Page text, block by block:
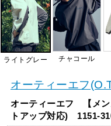
ライトグレー チャコール
オーティーエフ
オーティーエフ 【メン
トアップ対応) 1151-